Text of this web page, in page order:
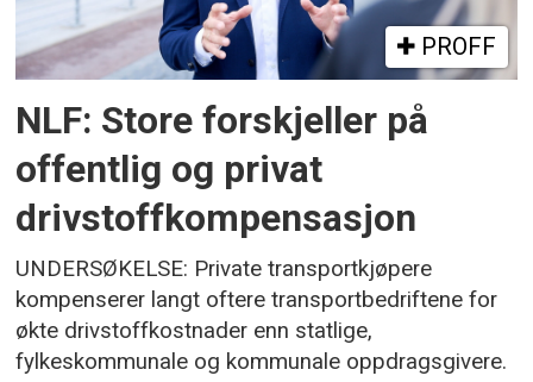
PROFF
NLF: Store forskjeller på
offentlig og privat
drivstoffkompensasjon
UNDERSØKELSE: Private transportkjøpere
kompenserer langt oftere transportbedriftene for
økte drivstoffkostnader enn statlige,
fylkeskommunale og kommunale oppdragsgivere.